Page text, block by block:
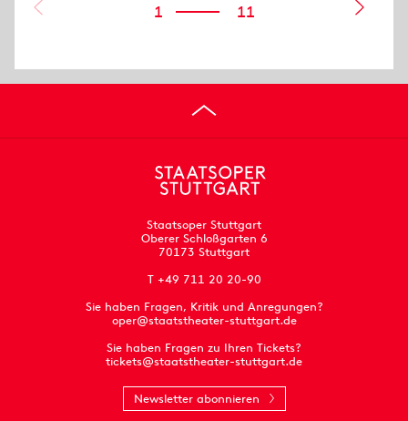
1 11
Staatsoper Stuttgart
Oberer Schloßgarten 6
70173 Stuttgart
T +49 711 20 20-90
Sie haben Fragen, Kritik und Anregungen?
oper@staatstheater-stuttgart.de
Sie haben Fragen zu Ihren Tickets?
tickets@staatstheater-stuttgart.de
Newsletter abonnieren